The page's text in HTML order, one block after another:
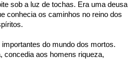
sob a luz de tochas. Era uma deusa
conhecia os caminhos no reino dos
do mundo dos mortos.
concedia aos homens riqueza,